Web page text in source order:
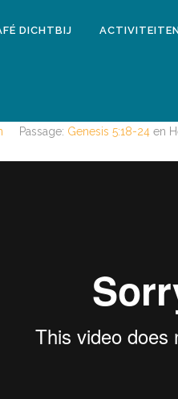
DICHTBIJ
Passage: Genesis 5:18-24en